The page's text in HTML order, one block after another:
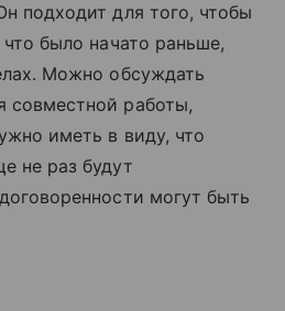
подходит для того, чтобы
было начато раньше,
Можно обсуждать
совместной работы,
иметь в виду, что
не раз будут
могут быть